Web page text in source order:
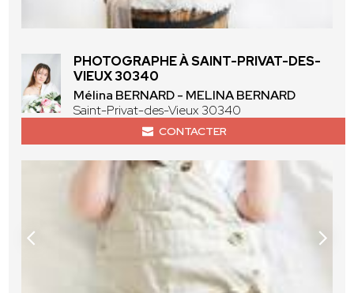
PHOTOGRAPHE À SAINT-PRIVAT-DES-
VIEUX 30340
Mélina BERNARD - MELINA BERNARD
Saint-Privat-des-Vieux 30340
CONTACTER